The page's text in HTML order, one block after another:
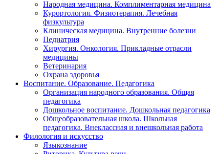
Народная медицина. Комплиментарная медицина
Курортология. Физиотерапия. Лечебная
физкультура
Клиническая медицина. Внутренние болезни
Педиатрия
Хирургия. Онкология. Прикладные отрасли
медицины
Ветеринария
Охрана здоровья
Воспитание. Образование. Педагогика
Организация народного образования. Общая
педагогика
Дошкольное воспитание. Дошкольная педагогика
Общеобразовательная школа. Школьная
педагогика. Внеклассная и внешкольная работа
Филология и искусство
Языкознание